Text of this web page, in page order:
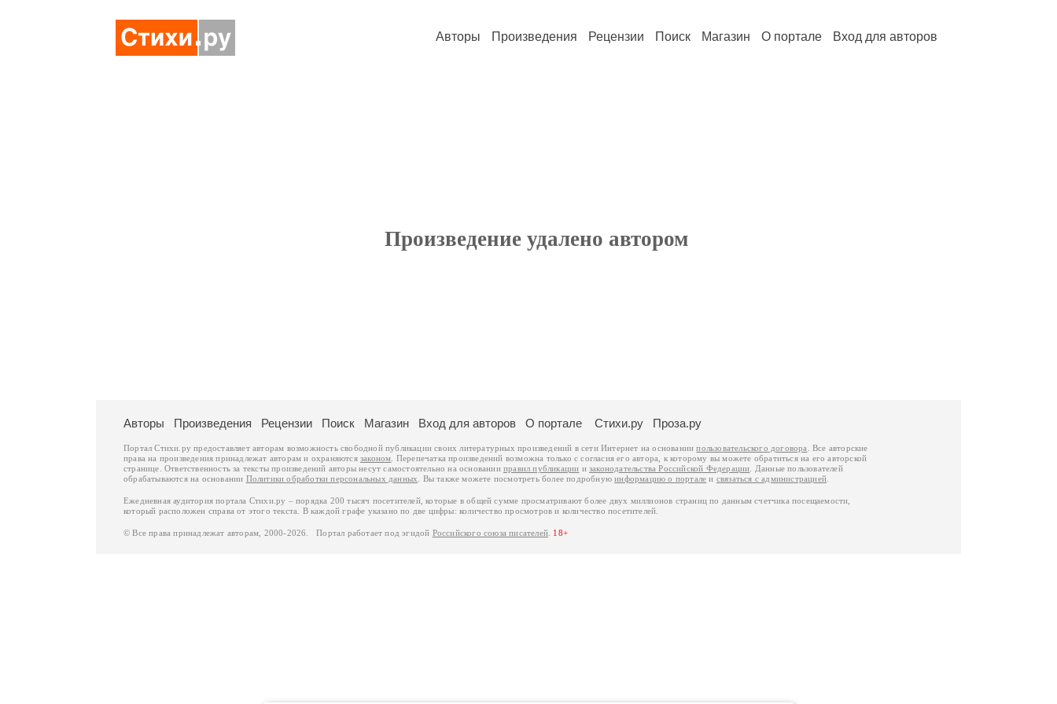
Авторы Произведения Рецензии Поиск Магазин О портале Вход для авторов
Произведение удалено автором
Авторы Произведения Рецензии Поиск Магазин Вход для авторов О портале Стихи.ру Проза.ру
Портал Стихи.ру предоставляет авторам возможность свободной публикации своих литературных произведений в сети Интернет на основаниипользовательского договора
. Все авторские
права на произведения принадлежат авторам и охраняются законом . Перепечатка произведений возможна только с согласия его автора, к которому вы можете обратиться на его авторской
странице. Ответственность за тексты произведений авторы несут самостоятельно на основанииправил публикации изаконодательства Российской Федерации . Данные пользователей
обрабатываются на основании Политики обработки персональных данных . Вы также можете посмотреть более подробнуюинформацию о портале и связаться с администрацией
Ежедневная аудитория портала Стихи.ру – порядка 200 тысяч посетителей, которые в общей сумме просматривают более двух миллионов страниц по данным счетчика посещаемости,
который расположен справа от этого текста. В каждой графе указано по две цифры: количество просмотров и количество посетителей.
© Все права принадлежат авторам, 2000-2026. Портал работает под эгидой Российского союза писателей 18+